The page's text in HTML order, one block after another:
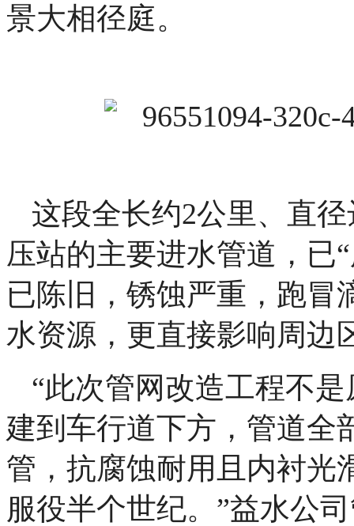
景大相径庭。
这段全长约2公里、直
压站的主要进水管道，已
已陈旧，锈蚀严重，跑冒
水资源，更直接影响周边
“此次管网改造工程不
建到车行道下方，管道全
管，抗腐蚀耐用且内衬光
服役半个世纪。”益水公